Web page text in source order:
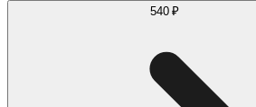
540 ₽